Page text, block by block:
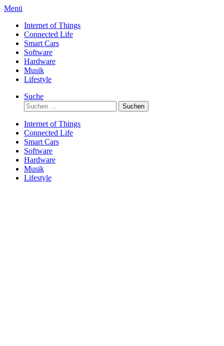
Direkt
Inhalt
Menü
Internet of Things
Connected Life
Smart Cars
Software
Hardware
Musik
Lifestyle
Suche
Suchen
nach:
Internet of Things
Connected Life
Smart Cars
Software
Hardware
Musik
Lifestyle